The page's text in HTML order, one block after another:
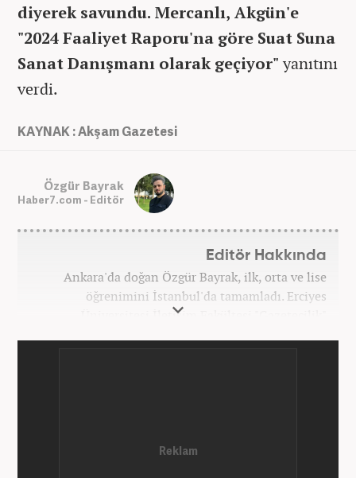
diyerek savundu. Mercanlı, Akgün'e
"2024 Faaliyet Raporu'na göre Suat Suna
Sanat Danışmanı olarak geçiyor"yanıtını
verdi.
KAYNAK : Akşam Gazetesi
Özgür Bayrak
Haber7.com - Editör
Editör Hakkında
Ankara'da doğan Özgür Bayrak, ilk, orta ve lise
öğrenimini İstanbul'da tamamladı. Erciyes
Üniversitesi İletişim Fakültesi "Gazetecilik"
birlikte galeri ve video hazırladı. 2019'un Şubat